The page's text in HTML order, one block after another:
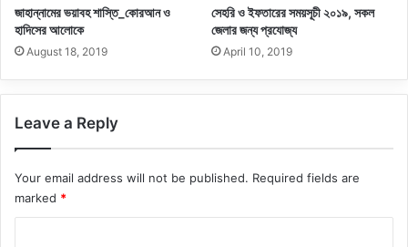
জাহান্নামের ভয়াবহ শাস্তি_কোরআন ও
হাদিসের আলোকে
August 18, 2019
সেহরি ও ইফতারের সময়সূচী ২০১৯, সকল
জেলার জন্য প্রযোজ্য
April 10, 2019
Leave a Reply
Your email address will not be published. Required fields are
marked *